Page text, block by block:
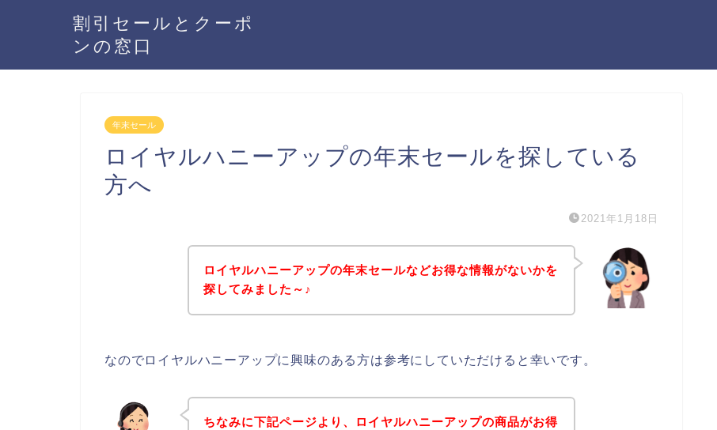
割引セールとクーポ
ンの窓口
年末セール
ロイヤルハニーアップの年末セールを探している
方へ
2021年1月18日
ロイヤルハニーアップの年末セールなどお得な情報がないかを
探してみました～♪
なのでロイヤルハニーアップに興味のある方は参考にしていただけると幸いです。
ちなみに下記ページより、ロイヤルハニーアップの商品がお得